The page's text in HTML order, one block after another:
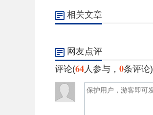
相关文章
网友点评
评论(64人参与， 0条评论)